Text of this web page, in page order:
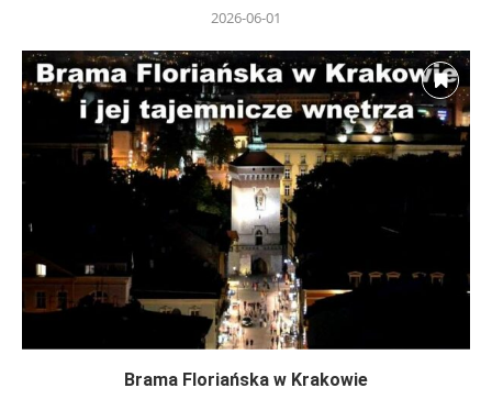
2026-06-01
Brama Floriańska w Krakowie